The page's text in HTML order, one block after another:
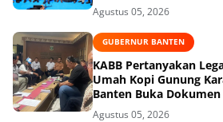
Agustus 05, 2026
GUBERNUR BANTEN
KABB Pertanyakan
Umah Kopi Gunung
Banten Buka
Agustus 05, 2026